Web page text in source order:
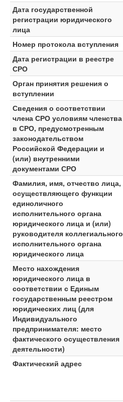
Дата государственной
регистрации юридического
лица
Номер протокола вступления
Дата регистрации в реестре
СРО
Орган принятия решения о
вступлении
Сведения о соответствии
члена СРО условиям членства
в СРО, предусмотренным
законодательством
Российской Федерации и
(или) внутренними
документами СРО
Фамилия, имя, отчество лица,
осуществляющего функции
единоличного
исполнительного органа
юридического лица и (или)
руководителя коллегиального
исполнительного органа
юридического лица
Место нахождения
юридического лица в
соответствии с Единым
государственным реестром
юридических лиц (для
Индивидуального
предпринимателя: место
фактического осуществления
деятельности)
Фактический адрес